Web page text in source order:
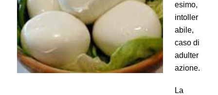
esimo,
intoller
abile,
caso di
adulter
azione.
La